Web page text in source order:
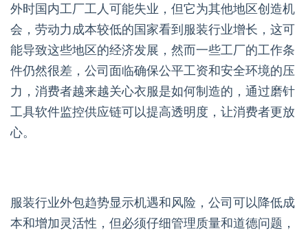
外时国内工厂工人可能失业，但它为其他地区创造机
会，劳动力成本较低的国家看到服装行业增长，这可
能导致这些地区的经济发展，然而一些工厂的工作条
件仍然很差，公司面临确保公平工资和安全环境的压
力，消费者越来越关心衣服是如何制造的，通过磨针
工具软件监控供应链可以提高透明度，让消费者更放
心。
服装行业外包趋势显示机遇和风险，公司可以降低成
本和增加灵活性，但必须仔细管理质量和道德问题，